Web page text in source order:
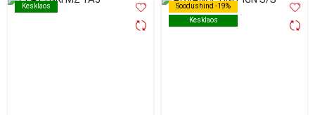
Kesklaos
Kesklaos
Soodushind -19%
Kesklaos
Soodushind -19%
Kesklaos